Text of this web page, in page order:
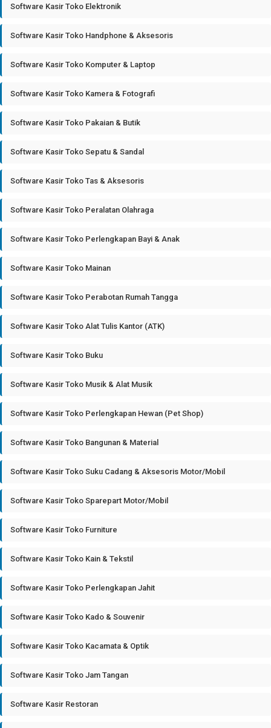
Software Kasir Toko Elektronik
Software Kasir Toko Handphone & Aksesoris
Software Kasir Toko Komputer & Laptop
Software Kasir Toko Kamera & Fotografi
Software Kasir Toko Pakaian & Butik
Software Kasir Toko Sepatu & Sandal
Software Kasir Toko Tas & Aksesoris
Software Kasir Toko Peralatan Olahraga
Software Kasir Toko Perlengkapan Bayi & Anak
Software Kasir Toko Mainan
Software Kasir Toko Perabotan Rumah Tangga
Software Kasir Toko Alat Tulis Kantor (ATK)
Software Kasir Toko Buku
Software Kasir Toko Musik & Alat Musik
Software Kasir Toko Perlengkapan Hewan (Pet Shop)
Software Kasir Toko Bangunan & Material
Software Kasir Toko Suku Cadang & Aksesoris Motor/Mobil
Software Kasir Toko Sparepart Motor/Mobil
Software Kasir Toko Furniture
Software Kasir Toko Kain & Tekstil
Software Kasir Toko Perlengkapan Jahit
Software Kasir Toko Kado & Souvenir
Software Kasir Toko Kacamata & Optik
Software Kasir Toko Jam Tangan
Software Kasir Restoran